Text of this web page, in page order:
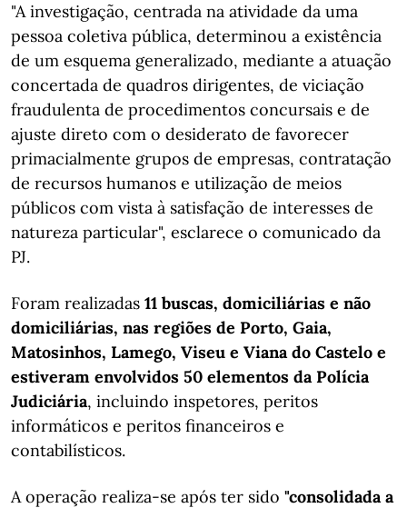
"A investigação, centrada na atividade da uma
pessoa coletiva pública, determinou a existência
de um esquema generalizado, mediante a atuação
concertada de quadros dirigentes, de viciação
fraudulenta de procedimentos concursais e de
ajuste direto com o desiderato de favorecer
primacialmente grupos de empresas, contratação
de recursos humanos e utilização de meios
públicos com vista à satisfação de interesses de
natureza particular", esclarece o comunicado da
PJ.
Foram realizadas 11 buscas, domiciliárias e não
domiciliárias, nas regiões de Porto, Gaia,
Matosinhos, Lamego, Viseu e Viana do Castelo e
estiveram envolvidos 50 elementos da Polícia
Judiciária, incluindo inspetores, peritos
informáticos e peritos financeiros e
contabilísticos.
A operação realiza-se após ter sido "consolidada a